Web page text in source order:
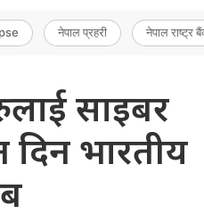
नेपाल प्रहरी नेपाल राष्ट्र
साइबर
दिन भारतीय